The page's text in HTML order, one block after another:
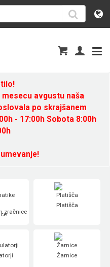
avgustu naša
po skrajšanem
- 17:00h Sobota 8:00h
zračnice
Platišča
Žarnice